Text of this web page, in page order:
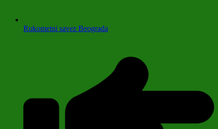
Rukometni savez Beograda